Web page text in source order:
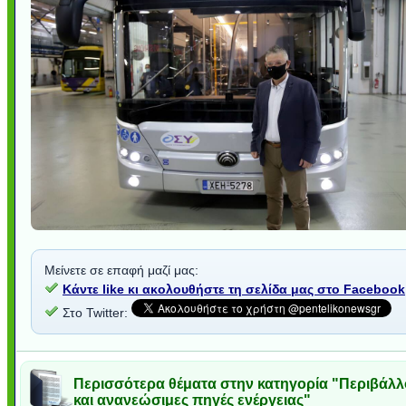
Μείνετε σε επαφή μαζί μας:
Κάντε like κι ακολουθήστε τη σελίδα μας στο Facebook
Στο Twitter:
Περισσότερα θέματα στην κατηγορία
και ανανεώσιμες πηγές ενέργειας"